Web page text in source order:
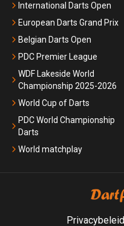
International Darts Open
European Darts Grand Prix
Belgian Darts Open
PDC Premier League
WDF Lakeside World
Championship 2025-2026
World Cup of Darts
PDC World Championship
Darts
World matchplay
Privacybeleid